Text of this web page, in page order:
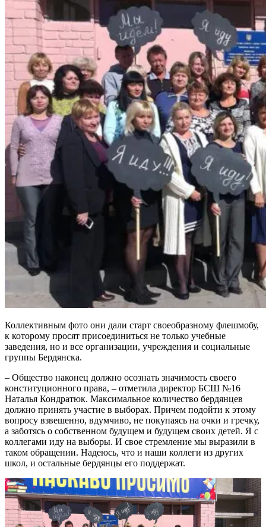
Коллективным фото они дали старт своеобразному флешмобу,
к которому просят присоединиться не только учебные
заведения, но и все организации, учреждения и социальные
группы Бердянска.
– Общество наконец должно осознать значимость своего
конституционного права, – отметила директор БСШ №16
Наталья Кондратюк. Максимальное количество бердянцев
должно принять участие в выборах. Причем подойти к этому
вопросу взвешенно, вдумчиво, не покупаясь на очки и гречку,
а заботясь о собственном будущем и будущем своих детей. Я с
коллегами иду на выборы. И свое стремление мы выразили в
таком обращении. Надеюсь, что и наши коллеги из других
школ, и остальные бердянцы его поддержат.